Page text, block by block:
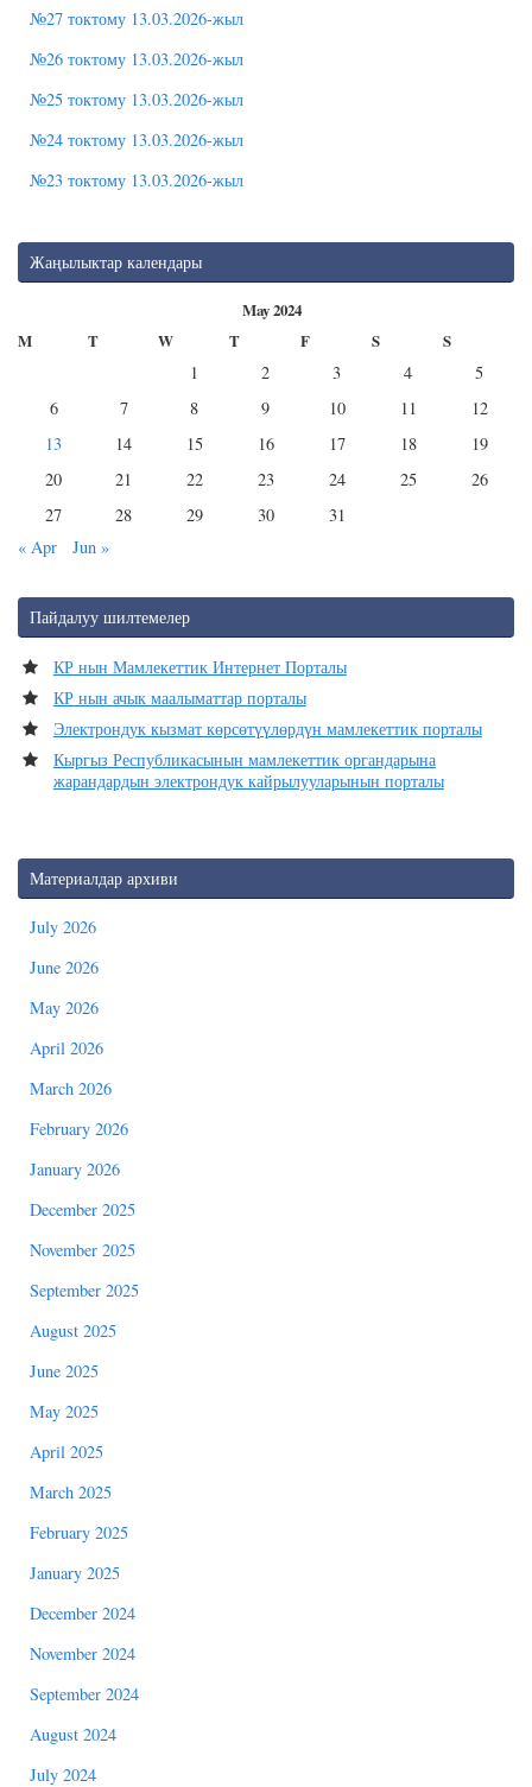
№27 токтому 13.03.2026-жыл
№26 токтому 13.03.2026-жыл
№25 токтому 13.03.2026-жыл
№24 токтому 13.03.2026-жыл
№23 токтому 13.03.2026-жыл
Жаңылыктар календары
May 2024
M
T W T F S S
1 2 3 4
5
6
7 8 9 10 11
12
13
14 15 16 17 18
19
20
21 22 23 24 25
26
27
28 29 30
31
« Apr
Jun »
Пайдалуу шилтемелер
КР нын Мамлекеттик Интернет Порталы
КР нын ачык маалыматтар порталы
Электрондук кызмат көрсөтүүлөрдүн мамлекеттик порталы
Кыргыз Республикасынын мамлекеттик органдарына
жарандардын электрондук кайрылууларынын порталы
Материалдар архиви
July 2026
June 2026
May 2026
April 2026
March 2026
February 2026
January 2026
December 2025
November 2025
September 2025
August 2025
June 2025
May 2025
April 2025
March 2025
February 2025
January 2025
December 2024
November 2024
September 2024
August 2024
July 2024